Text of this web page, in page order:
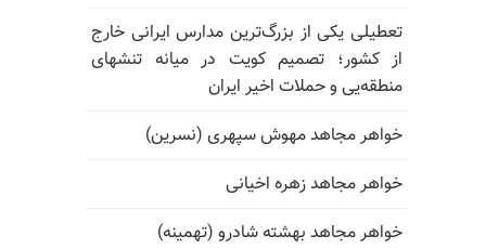
تعطیلی یکی از بزرگ‌ترین مدارس ایرانی خارج
از کشور؛ تصمیم کویت در میانه تنشهای
منطقه‌یی و حملات اخیر ایران
خواهر مجاهد مهوش سپهری (نسرین)
خواهر مجاهد زهره اخیانی
خواهر مجاهد بهشته شادرو (تهمینه)